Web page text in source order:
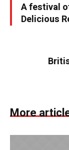
A festival
Delicious
More